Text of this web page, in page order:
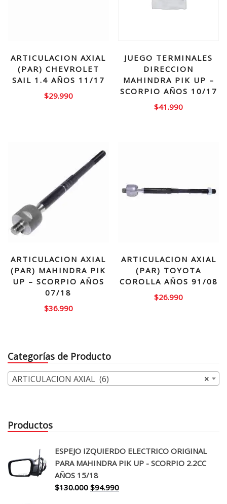
ARTICULACION AXIAL
(PAR) CHEVROLET
SAIL 1.4 AÑOS 11/17
$29.990
JUEGO TERMINALES
DIRECCION
MAHINDRA PIK UP –
SCORPIO AÑOS 10/17
$41.990
ARTICULACION AXIAL
(PAR) MAHINDRA PIK
UP – SCORPIO AÑOS
07/18
$36.990
ARTICULACION AXIAL
(PAR) TOYOTA
COROLLA AÑOS 91/08
$26.990
Categorías de Producto
×
ARTICULACION AXIAL (6)
Productos
ESPEJO IZQUIERDO ELECTRICO ORIGINAL
PARA MAHINDRA PIK UP - SCORPIO 2.2CC
AÑOS 15/18
$130.000 El
$94.990El